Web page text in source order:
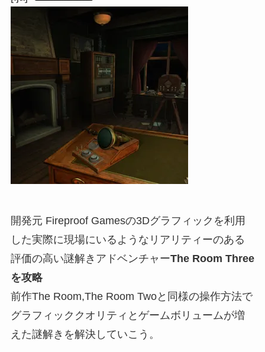
開発元 Fireproof Gamesの3Dグラフィックを利用
した実際に現場にいるようなリアリティーのある
評価の高い謎解きアドベンチャーThe Room Three
を攻略
前作The Room,The Room Twoと同様の操作方法で
グラフィッククオリティとゲームボリュームが増
えた謎解きを解決していこう。